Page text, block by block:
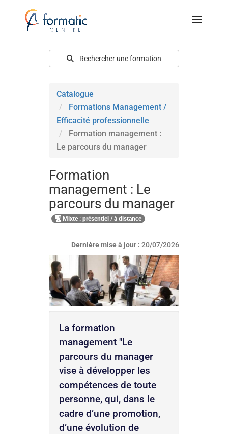
Rechercher une formation
Catalogue
Formations Management /
Efficacité professionnelle
Formation management :
Le parcours du manager
Formation
management : Le
parcours du manager
Mixte : présentiel / à distance
Dernière mise à jour :20/07/2026
La formation
management "Le
parcours du manager
vise à développer les
compétences de toute
personne, qui, dans le
cadre d’une promotion,
d’une évolution de